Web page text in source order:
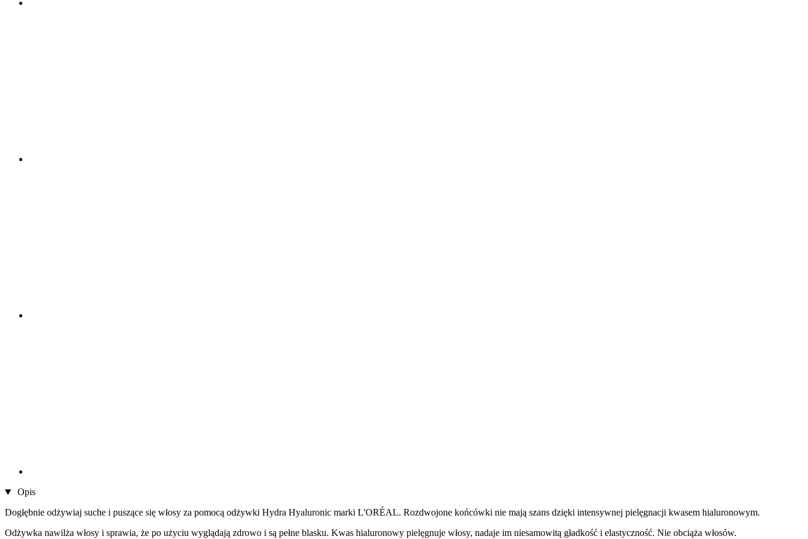
Opis
Dogłębnie odżywiaj suche i puszące się włosy za pomocą odżywki Hydra Hyaluronic marki L'ORÉAL. Rozdwojone końcówki nie mają szans dzięki intensywnej pielęgnacji kwasem hialuronowym.
Odżywka nawilża włosy i sprawia, że po użyciu wyglądają zdrowo i są pełne blasku. Kwas hialuronowy pielęgnuje włosy, nadaje im niesamowitą gładkość i elastyczność. Nie obciąża włosów.